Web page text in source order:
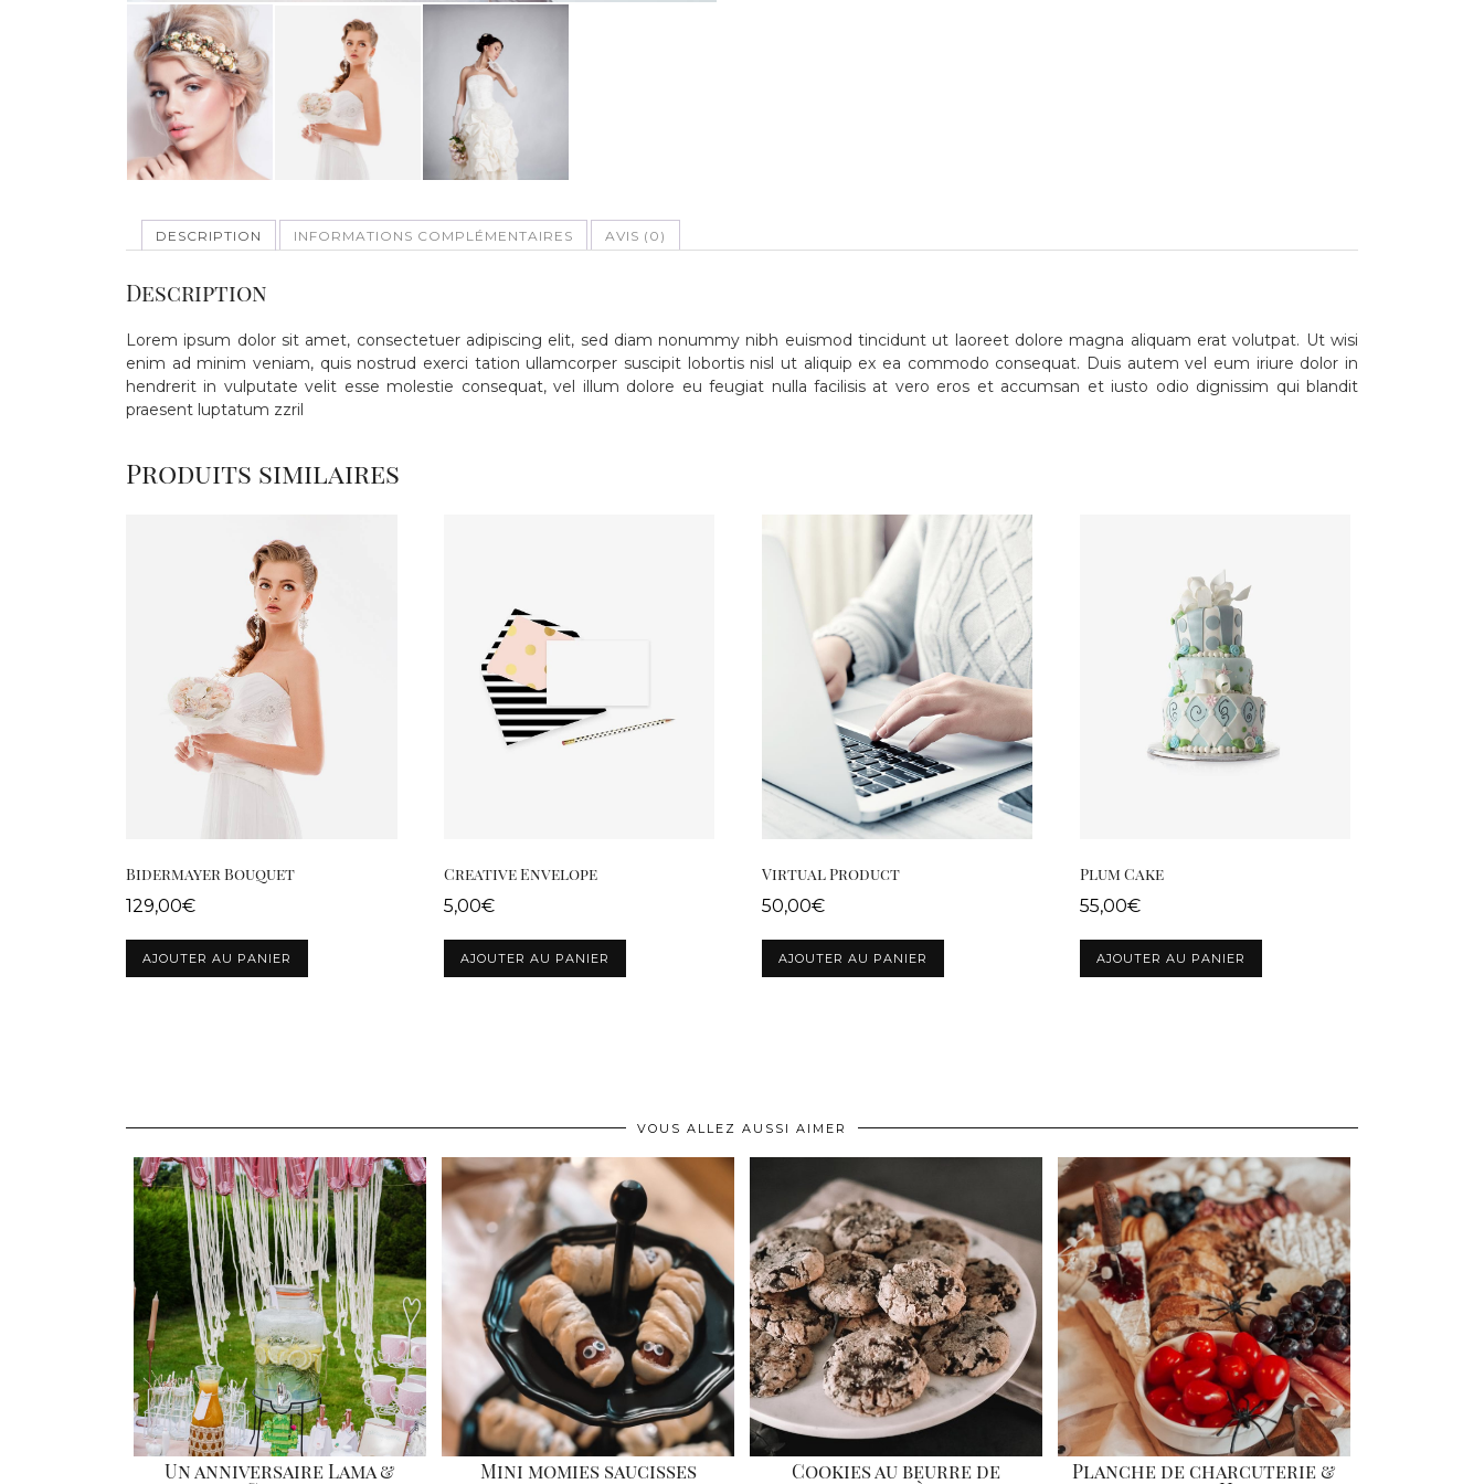
DESCRIPTION INFORMATIONS COMPLÉMENTAIRES AVIS (0)
Description
Lorem ipsum dolor sit amet, consectetuer adipiscing elit, sed diam nonummy nibh euismod tincidunt ut laoreet dolore magna aliquam erat volutpat. Ut wisi
enim ad minim veniam, quis nostrud exerci tation ullamcorper suscipit lobortis nisl ut aliquip ex ea commodo consequat. Duis autem vel eum iriure dolor in
hendrerit in vulputate velit esse molestie consequat, vel illum dolore eu feugiat nulla facilisis at vero eros et accumsan et iusto odio dignissim qui blandit
praesent luptatum zzril
Produits similaires
Bidermayer Bouquet
129,00€
AJOUTER AU PANIER
Creative Envelope
5,00€
AJOUTER AU PANIER
Virtual Product
50,00€
AJOUTER AU PANIER
Plum Cake
55,00€
AJOUTER AU PANIER
VOUS ALLEZ AUSSI AIMER
Un anniversaire Lama & Mini momies saucisses Cookies au beurre de Planche de charcuterie &